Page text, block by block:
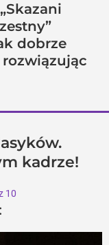
dobrze
kadrze!
10